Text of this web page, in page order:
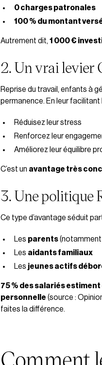
0 charges patronales
100 % du montant
Autrement dit, 1 000 €
2. Un vrai levier
Reprise du travail, enfants à
permanence. En leur facilitant
Réduisez leur stress
Renforcez leur
Améliorez leur équilibre
C’est un avantage très
3. Une politique
Ce type d’avantage séduit
Les parents(notamment
Les aidants familiaux
Les jeunes actifs
75 % des salariés
personnelle (source :
faites la différence.
Comment